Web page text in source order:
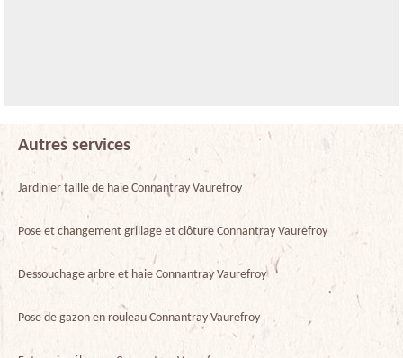
Autres services
Jardinier taille de haie Connantray Vaurefroy
Pose et changement grillage et clôture Connantray Vaurefroy
Dessouchage arbre et haie Connantray Vaurefroy
Pose de gazon en rouleau Connantray Vaurefroy